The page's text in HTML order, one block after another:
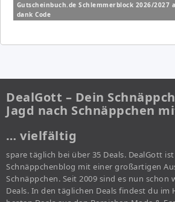
Gutscheinbuch.de Schlemmerblock 2026/2027
dank Code
DealGott – Dein
Jagd nach Schnäppchen
… vielfältig
spare täglich bei über 35 Deals. DealGott
Schnäppchenblog mit einer großartigen
Schnäppchen. Seit 2009 sind es nun schon
Deals. In den täglichen Deals findest du im